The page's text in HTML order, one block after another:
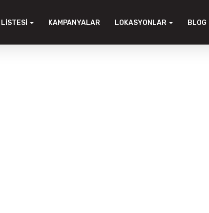
KAMPANYALAR LOKASYONLAR BLOG